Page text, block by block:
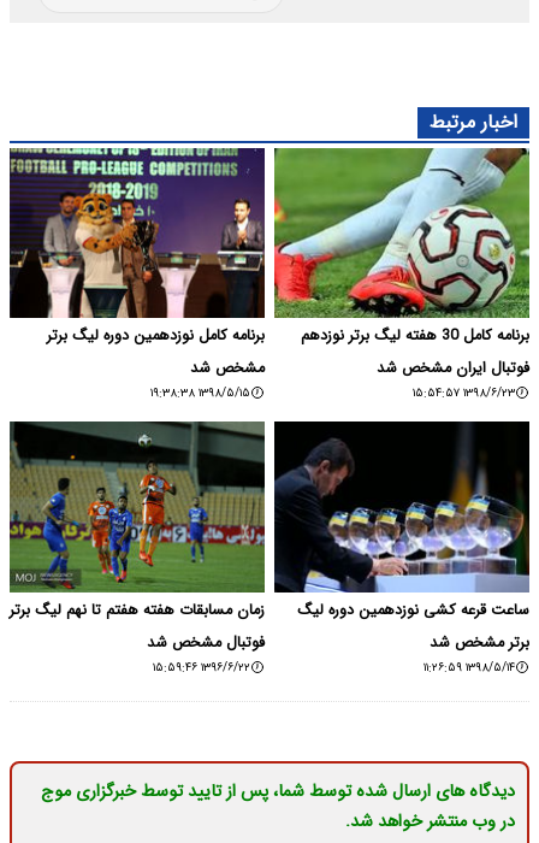
اخبار مرتبط
برنامه کامل 30 هفته لیگ برتر نوزدهم
فوتبال ایران مشخص شد
۱۳۹۸/۶/۲۳ ۱۵:۵۴:۵۷
برنامه کامل نوزدهمین دوره لیگ برتر
مشخص شد
۱۳۹۸/۵/۱۵ ۱۹:۳۸:۳۸
ساعت قرعه کشی نوزدهمین دوره لیگ
برتر مشخص شد
۱۳۹۸/۵/۱۴ ۱۱:۲۶:۵۹
زمان مسابقات هفته هفتم تا نهم لیگ برتر
فوتبال مشخص شد
۱۳۹۶/۶/۲۲ ۱۵:۵۹:۴۶
دیدگاه های ارسال شده توسط شما، پس از تایید توسط خبرگزاری موج
در وب منتشر خواهد شد.